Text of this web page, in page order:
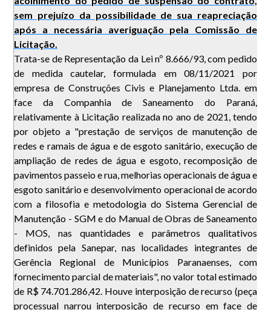
sem prejuízo da possibilidade de sua reapreciação
após a necessária averiguação pela Comissão de
Licitação.
Trata-se de Representação da Lei nº 8.666/93, com pedido
de medida cautelar, formulada em 08/11/2021 por
empresa de Construções Civis e Planejamento Ltda. em
face da Companhia de Saneamento do Paraná,
relativamente à Licitação realizada no ano de 2021, tendo
por objeto a "prestação de serviços de manutenção de
redes e ramais de água e de esgoto sanitário, execução de
ampliação de redes de água e esgoto, recomposição de
pavimentos passeio e rua, melhorias operacionais de água e
esgoto sanitário e desenvolvimento operacional de acordo
com a filosofia e metodologia do Sistema Gerencial de
Manutenção - SGM e do Manual de Obras de Saneamento
- MOS, nas quantidades e parâmetros qualitativos
definidos pela Sanepar, nas localidades integrantes de
Gerência Regional de Municípios Paranaenses, com
fornecimento parcial de materiais", no valor total estimado
de R$ 74.701.286,42. Houve interposição de recurso (peça
processual narrou interposição de recurso em face de